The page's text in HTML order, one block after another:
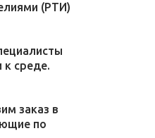
(РТИ)
к среде.
заказ в
по